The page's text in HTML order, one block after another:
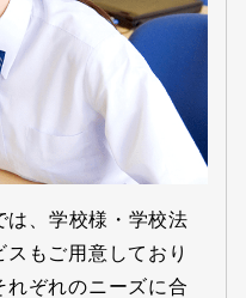
は、学校様・学校法
もご用意しており
れぞれのニーズに合